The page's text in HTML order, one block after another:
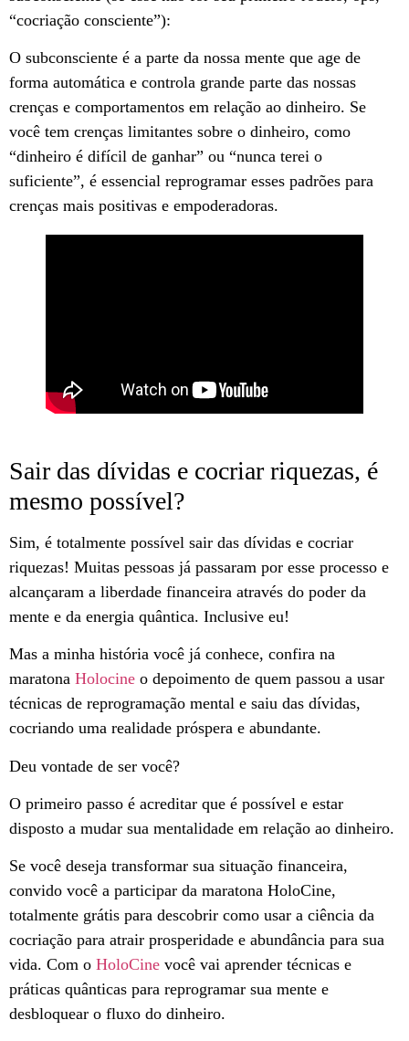
“cocriação consciente”):
O subconsciente é a parte da nossa mente que age de
forma automática e controla grande parte das nossas
crenças e comportamentos em relação ao dinheiro. Se
você tem crenças limitantes sobre o dinheiro, como
“dinheiro é difícil de ganhar” ou “nunca terei o
suficiente”, é essencial reprogramar esses padrões para
crenças mais positivas e empoderadoras.
Sair das dívidas e cocriar riquezas, é
mesmo possível?
Sim, é totalmente possível sair das dívidas e cocriar
riquezas! Muitas pessoas já passaram por esse processo e
alcançaram a liberdade financeira através do poder da
mente e da energia quântica. Inclusive eu!
Mas a minha história você já conhece, confira na
maratona Holocine o depoimento de quem passou a usar
técnicas de reprogramação mental e saiu das dívidas,
cocriando uma realidade próspera e abundante.
Deu vontade de ser você?
O primeiro passo é acreditar que é possível e estar
disposto a mudar sua mentalidade em relação ao dinheiro.
Se você deseja transformar sua situação financeira,
convido você a participar da maratona HoloCine,
totalmente grátis para descobrir como usar a ciência da
cocriação para atrair prosperidade e abundância para sua
vida. Com o HoloCine você vai aprender técnicas e
práticas quânticas para reprogramar sua mente e
desbloquear o fluxo do dinheiro.